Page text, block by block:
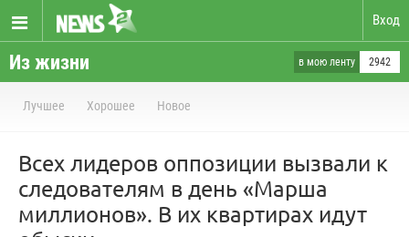
Вход
Из жизни в мою ленту 2942
Лучшее Хорошее Новое
Всех лидеров оппозиции вызвали к
следователям в день «Марша
миллионов». В их квартирах идут